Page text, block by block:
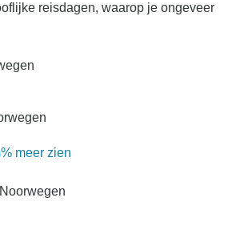
reisdagen, waarop je ongeveer
meer zien
Noorwegen